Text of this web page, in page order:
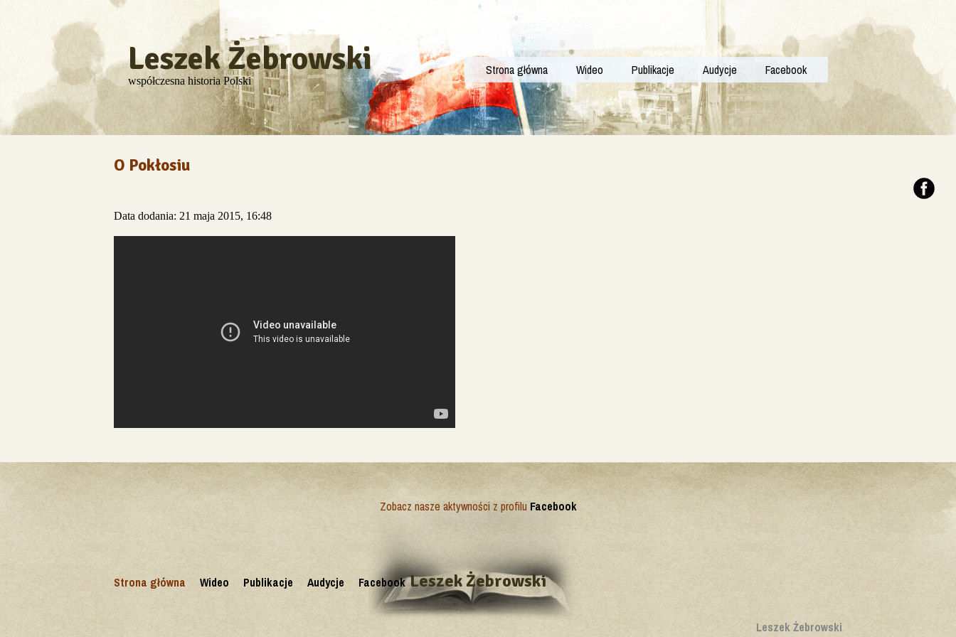
Leszek Żebrowski
współczesna historia Polski
Strona główna Wideo Publikacje Audycje Facebook
O Pokłosiu
Data dodania: 21 maja 2015, 16:48
Strona główna Wideo Publikacje Audycje Facebook
Zobacz nasze aktywności z profilu Facebook
Leszek Żebrowski
Leszek Żebrowski